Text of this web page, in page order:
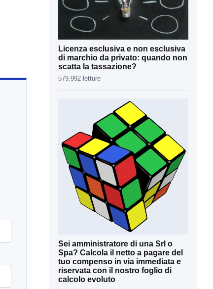
Licenza esclusiva e non esclusiva
di marchio da privato: quando non
scatta la tassazione?
579.992 letture
Sei amministratore di una Srl o
Spa? Calcola il netto a pagare del
tuo compenso in via immediata e
riservata con il nostro foglio di
calcolo evoluto